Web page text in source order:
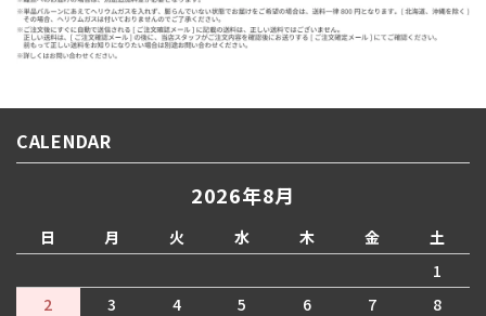
CALENDAR
2026年8月
日 月 火 水 木 金
土
1
2
3 4 5 6 7
8